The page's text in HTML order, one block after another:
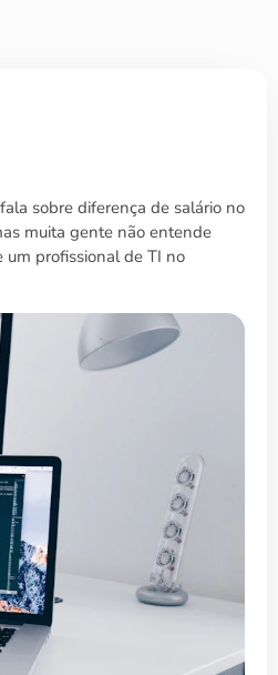
sobre diferença de salário no
muita gente não entende
um profissional de TI no